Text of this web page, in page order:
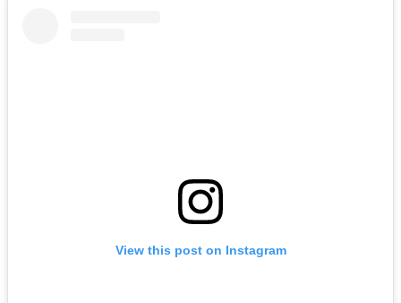
View this post on Instagram